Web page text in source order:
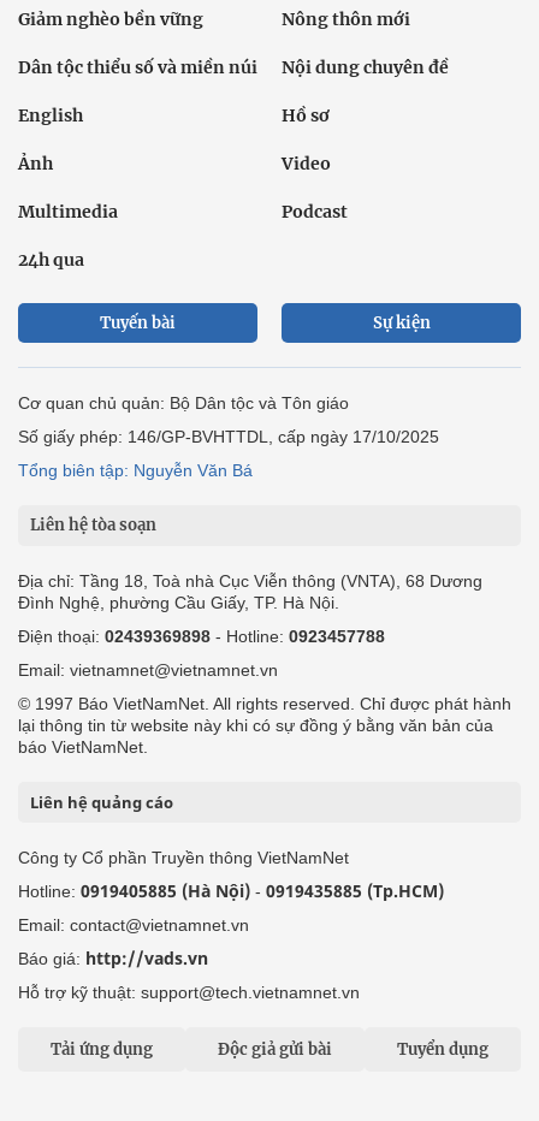
Giảm nghèo bền vững Nông thôn mới
Dân tộc thiểu số và miền núi Nội dung chuyên đề
English Hồ sơ
Ảnh Video
Multimedia Podcast
24h qua
Tuyến bài Sự kiện
Cơ quan chủ quản: Bộ Dân tộc và Tôn giáo
Số giấy phép: 146/GP-BVHTTDL, cấp ngày 17/10/2025
Tổng biên tập: Nguyễn Văn Bá
Liên hệ tòa soạn
Địa chỉ: Tầng 18, Toà nhà Cục Viễn thông (VNTA), 68 Dương
Đình Nghệ, phường Cầu Giấy, TP. Hà Nội.
Điện thoại: 02439369898 - Hotline: 0923457788
Email: vietnamnet@vietnamnet.vn
© 1997 Báo VietNamNet. All rights reserved. Chỉ được phát hành
lại thông tin từ website này khi có sự đồng ý bằng văn bản của
báo VietNamNet.
Liên hệ quảng cáo
Công ty Cổ phần Truyền thông VietNamNet
Hotline: 0919405885 (Hà Nội) - 0919435885 (Tp.HCM)
Email: contact@vietnamnet.vn
Báo giá: http://vads.vn
Hỗ trợ kỹ thuật: support@tech.vietnamnet.vn
Tải ứng dụng Độc giả gửi bài Tuyển dụng